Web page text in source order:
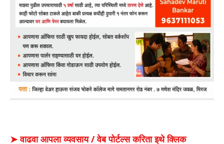
➤ वाढवा आपला व्यवसाय / वेब पोर्टल्स करिता इथे क्लिक